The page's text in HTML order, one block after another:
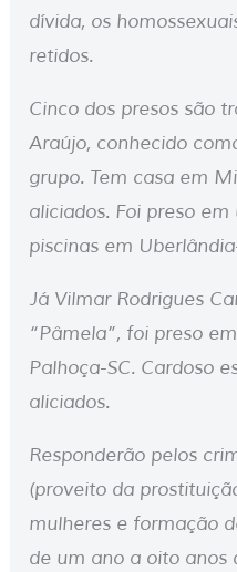
dívida, os
retidos.
Cinco dos presos são
Araújo, conhecido
grupo. Tem casa em
aliciados. Foi preso
piscinas em
Já Vilmar Rodrigues
“Pâmela”, foi preso
Palhoça-SC. Cardoso
aliciados.
Responderão pelos
(proveito da
mulheres e formação
de um ano a oito anos